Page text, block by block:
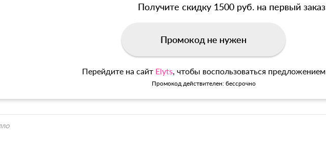
Получите скидку 1500 руб. на первый заказ
Промокод не нужен
Перейдите на сайт Elyts, чтобы воспользоваться предложением
Промокод действителен: бессрочно